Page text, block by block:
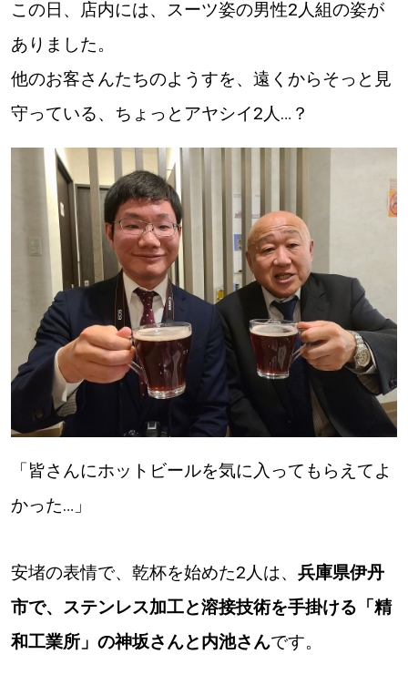
この日、店内には、スーツ姿の男性2人組の姿が
ありました。
他のお客さんたちのようすを、遠くからそっと見
守っている、ちょっとアヤシイ2人…？
「皆さんにホットビールを気に入ってもらえてよ
かった…」
安堵の表情で、乾杯を始めた2人は、 兵庫県伊丹
市で、ステンレス加工と溶接技術を手掛ける「精
和工業所」の神坂さんと内池さんです。